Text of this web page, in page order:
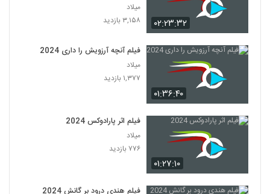
۰۲:۲۳:۳۲
میلاد
۳,۱۵۸ بازدید
۰۱:۳۶:۴۰
فیلم آنچه آرزویش را داری 2024
میلاد
۱,۳۷۷ بازدید
۰۱:۲۷:۱۰
فیلم اثر پارادوکس 2024
میلاد
۷۷۶ بازدید
فیلم هندی درود بر گانش 2024